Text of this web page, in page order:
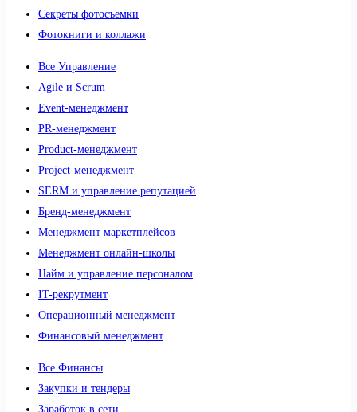
Секреты фотосъемки
Фотокниги и коллажи
Все Управление
Agile и Scrum
Event-менеджмент
PR-менеджмент
Product-менеджмент
Project-менеджмент
SERM и управление репутацией
Бренд-менеджмент
Менеджмент маркетплейсов
Менеджмент онлайн-школы
Найм и управление персоналом
IT-рекрутмент
Операционный менеджмент
Финансовый менеджмент
Все Финансы
Закупки и тендеры
Заработок в сети